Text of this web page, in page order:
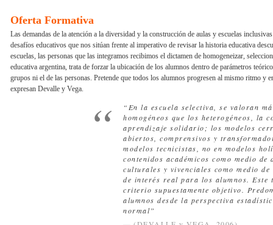
Oferta Formativa
Las demandas de la atención a la diversidad y la construcción de aulas y escuelas
desafíos educativos que nos sitúan frente al imperativo de revisar la historia educativa
escuelas, las personas que las integramos recibimos el dictamen de homogeneizar,
educativa argentina, trata de forzar la ubicación de los alumnos dentro de parámetros
grupos ni el de las personas. Pretende que todos los alumnos progresen al mismo ritmo y
expresan Devalle y Vega.
“En la escuela selectiva, se valoran
homogéneos que los heterogéneos, la
aprendizaje solidario; los modelos
abiertos, comprensivos y
modelos tecnicistas, no en modelos
contenidos académicos como medio
culturales y vivenciales como medio
de interés real para los alumnos. Este
criterio supuestamente objetivo.
alumnos desde la perspectiva
normal”